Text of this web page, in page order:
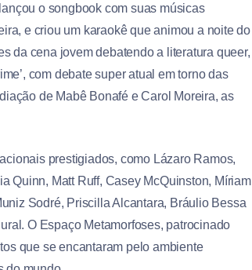
o songbook com suas músicas
e criou um karaokê que animou a noite do
da cena jovem debatendo a literatura queer,
com debate super atual em torno das
de Mabê Bonafé e Carol Moreira, as
prestigiados, como Lázaro Ramos,
Quinn, Matt Ruff, Casey McQuinston, Míriam
Sodré, Priscilla Alcantara, Bráulio Bessa
O Espaço Metamorfoses, patrocinado
que se encantaram pelo ambiente